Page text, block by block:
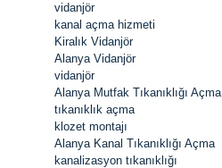
vidanjör
kanal açma hizmeti
Kiralık Vidanjör
Alanya Vidanjör
vidanjör
Alanya Mutfak Tıkanıklığı Açma
tıkanıklık açma
klozet montajı
Alanya Kanal Tıkanıklığı Açma
kanalizasyon tıkanıklığı